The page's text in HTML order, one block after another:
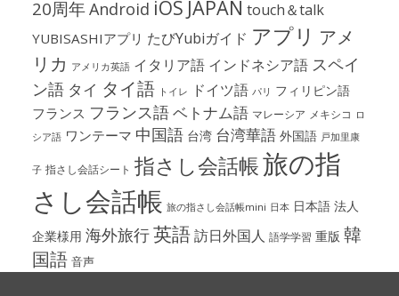
20周年Android iOS JAPAN touch＆talk
YUBISASHIアプリ たびYubiガイド アプリ アメ
リカ アメリカ英語 イタリア語 インドネシア語 スペイ
ン語 タイ タイ語 トイレ ドイツ語 パリ フィリピン語
フランス フランス語ベトナム語 マレーシア メキシコ ロ
シア語 ワンテーマ 中国語 台湾 台湾華語 外国語 戸加里康
子 指さし会話シート 指さし会話帳旅の指
さし会話帳 旅の指さし会話帳mini 日本 日本語 法人
企業様用 海外旅行英語訪日外国人 語学学習 重版 韓
国語 音声